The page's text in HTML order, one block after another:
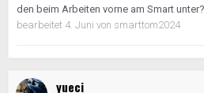
den beim Arbeiten vorne am Smart unter?
bearbeitet 4. Juni von smarttom2024
yueci